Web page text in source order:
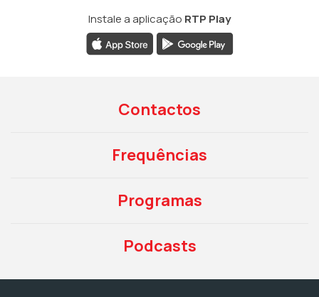
Instale a aplicação RTP Play
Contactos
Frequências
Programas
Podcasts